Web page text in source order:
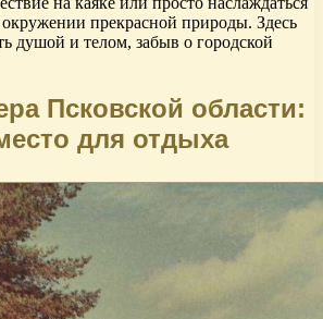
прекрасной природы. Здесь
душой и телом, забыв о городской
Псковской области:
для отдыха